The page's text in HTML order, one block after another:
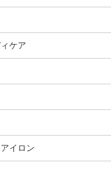
ケア
イロン